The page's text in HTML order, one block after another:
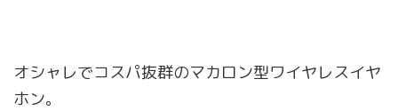
オシャレでコスパ抜群のマカロン型ワイヤレスイヤ
ホン。